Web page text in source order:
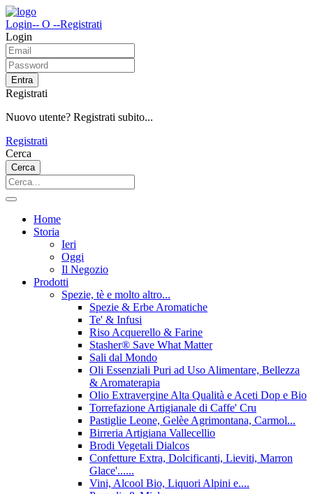
Login-- O --Registrati
Login
Entra
Registrati
Nuovo utente? Registrati subito...
Registrati
Cerca
Cerca
Home
Storia
Ieri
Oggi
Il Negozio
Prodotti
Spezie, tè e molto altro...
Spezie & Erbe Aromatiche
Te' & Infusi
Riso Acquerello & Farine
Stasher®️ Save What Matter
Sali dal Mondo
Oli Essenziali Puri ad Uso Alimentare, Bellezza
& Aromaterapia
Olio Extravergine Alta Qualità e Aceti Dop e Bio
Torrefazione Artigianale di Caffe' Cru
Pastiglie Leone, Gelèe Agrimontana, Carmol...
Birreria Artigiana Vallecellio
Brodi Vegetali Dialcos
Confetture Extra, Dolcificanti, Lieviti, Marron
Glace'......
Vini, Alcool Bio, Liquori Alpini e....